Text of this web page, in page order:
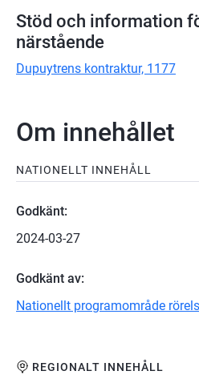
Stöd och information
närstående
Dupuytrens kontraktur, 1177
Om innehållet
NATIONELLT INNEHÅLL
Godkänt:
2024-03-27
Godkänt av:
Nationellt programområde
REGIONALT INNEHÅLL